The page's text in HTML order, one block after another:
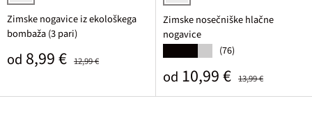
siva melirana
Zimske nogavice iz ekološkega
bombaža (3 pari)
Prodajna cena
od 8,99 € 12,99 €
črna
Zimske nosečniške hlačne
nogavice
(76)
Prodajna cena
od 10,99 € 13,99 €